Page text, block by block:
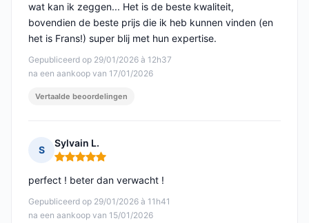
Gepubliceerd op 29/01/2026 à 12h37
na een aankoop van 17/01/2026
wat kan ik zeggen... Het is de beste kwaliteit,
bovendien de beste prijs die ik heb kunnen vinden (en
het is Frans!) super blij met hun expertise.
Vertaalde beoordelingen
S
Sylvain L.
Opmerking: 5 van 5
Gepubliceerd op 29/01/2026 à 11h41
na een aankoop van 15/01/2026
perfect ! beter dan verwacht !